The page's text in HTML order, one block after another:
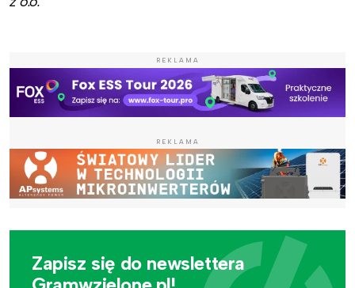
REKLAMA
REKLAMA
Zapisz się do newslettera